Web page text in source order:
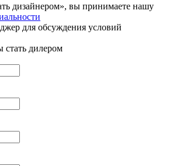
дизайнером», вы принимаете нашу
для обсуждения условий
стать дилером